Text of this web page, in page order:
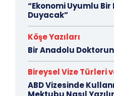
“Ekonomi Uyumlu
Duyacak”
Köşe Yazıları
Bir Anadolu
Bireysel Vize Türleri
ABD Vizesinde